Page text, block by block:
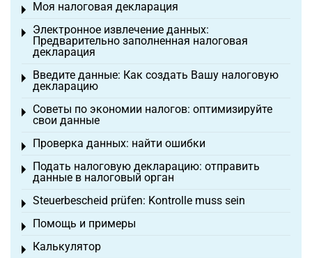
Моя налоговая декларация
Toggle menu
Электронное извлечение данных:
Предварительно заполненная налоговая
декларация
Toggle menu
Введите данные: Как создать Вашу налоговую
декларацию
Toggle menu
Советы по экономии налогов: оптимизируйте
свои данные
Toggle menu
Проверка данных: найти ошибки
Toggle menu
Подать налоговую декларацию: отправить
данные в налоговый орган
Toggle menu
Steuerbescheid prüfen: Kontrolle muss sein
Toggle menu
Помощь и примеры
Toggle menu
Калькулятор
Toggle menu